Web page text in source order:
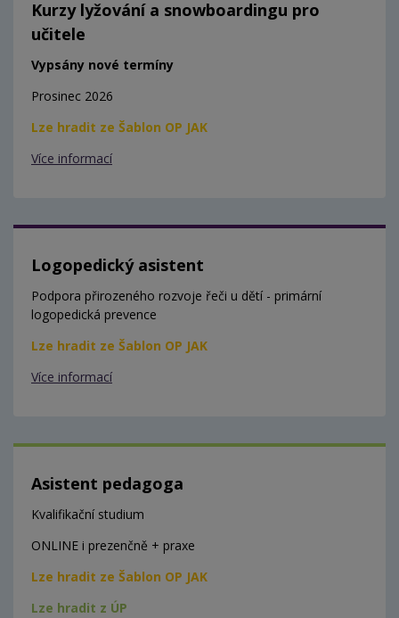
Kurzy lyžování a snowboardingu pro
učitele
Vypsány nové termíny
Prosinec 2026
Lze hradit ze Šablon OP JAK
Více informací
Logopedický asistent
Podpora přirozeného rozvoje řeči u dětí - primární
logopedická prevence
Lze hradit ze Šablon OP JAK
Více informací
Asistent pedagoga
Kvalifikační studium
ONLINE i prezenčně + praxe
Lze hradit ze Šablon OP JAK
Lze hradit z ÚP